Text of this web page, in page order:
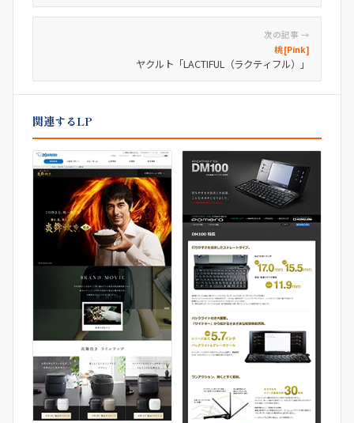
次の記事 →
桃 [Pink]
ヤクルト「LACTIFUL（ラクティフル）」
関連するLP